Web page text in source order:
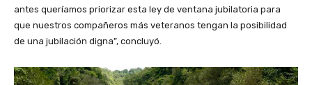
antes queríamos priorizar esta ley de ventana jubilatoria para
que nuestros compañeros más veteranos tengan la posibilidad
de una jubilación digna”, concluyó.